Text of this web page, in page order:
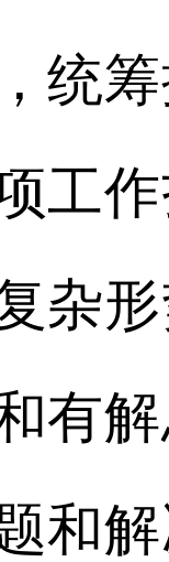
统
工
杂
有
和